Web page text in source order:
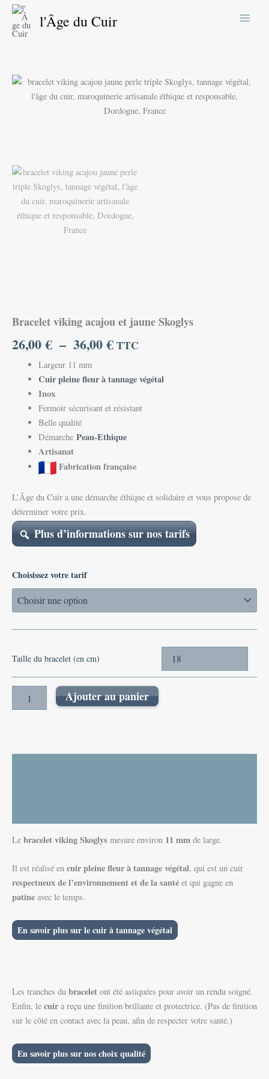
Aller
contenu
l'Âge du Cuir
Bracelet viking acajou et jaune Skoglys
26,00€ – 36,00€
Plage
de
à
36,00 €
TTC
Largeur 11 mm
Cuir pleine fleur à tannage végétal
Inox
Fermoir sécurisant et résistant
Belle qualité
Démarche Peau-Ethique
Artisanat
Fabrication française
L’Âge du Cuir a une démarche éthique et solidaire et vous propose de
déterminer votre prix.
Plus d’informations sur nos tarifs
Choisissez votre tarif
Taille du bracelet (en cm)
quantité
Skoglys
Ajouter au panier
Le bracelet vikingSkoglys mesure environ 11 mm de large.
Il est réalisé en cuir pleine fleur à tannage végétal, qui est un cuir
respectueux de l’environnement et de lasanté et qui gagne en
patine avec le temps.
En savoir plus sur le cuir à tannage végétal
Les tranches du bracelet ont été astiquées pour avoir un rendu soigné.
Enfin, le cuir a reçu une finition brillante et protectrice. (Pas de finition
sur le côté en contact avec la peau, afin de respecter votre santé.)
En savoir plus sur nos choix qualité